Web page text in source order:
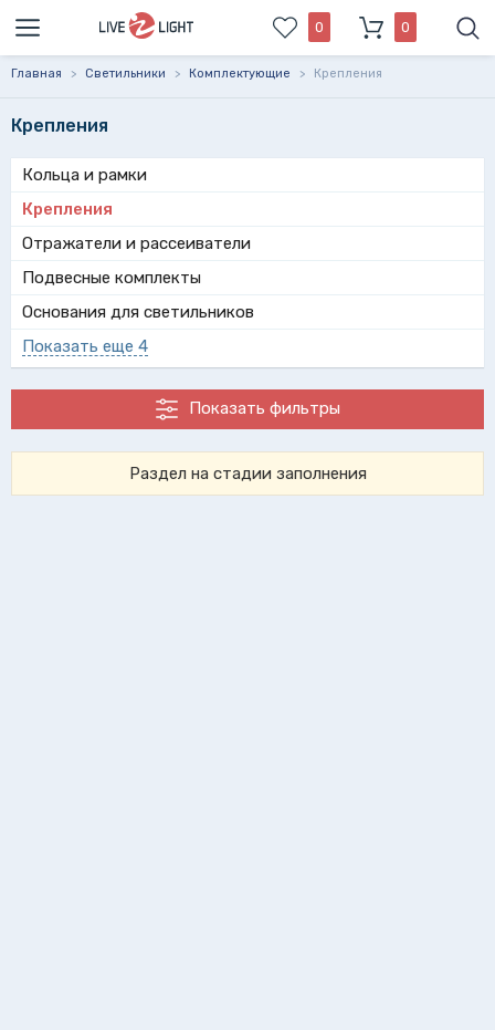
0 0
Главная > Светильники > Комплектующие > Крепления
Крепления
Кольца и рамки
Крепления
Отражатели и рассеиватели
Подвесные комплекты
Основания для светильников
Показать еще 4
Показать фильтры
Раздел на стадии заполнения